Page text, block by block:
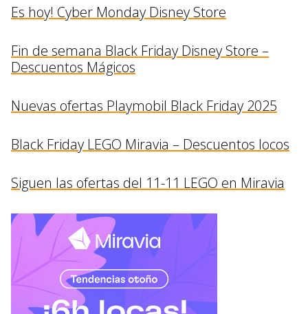
Es hoy! Cyber Monday Disney Store
Fin de semana Black Friday Disney Store –
Descuentos Mágicos
Nuevas ofertas Playmobil Black Friday 2025
Black Friday LEGO Miravia – Descuentos locos
Siguen las ofertas del 11-11 LEGO en Miravia